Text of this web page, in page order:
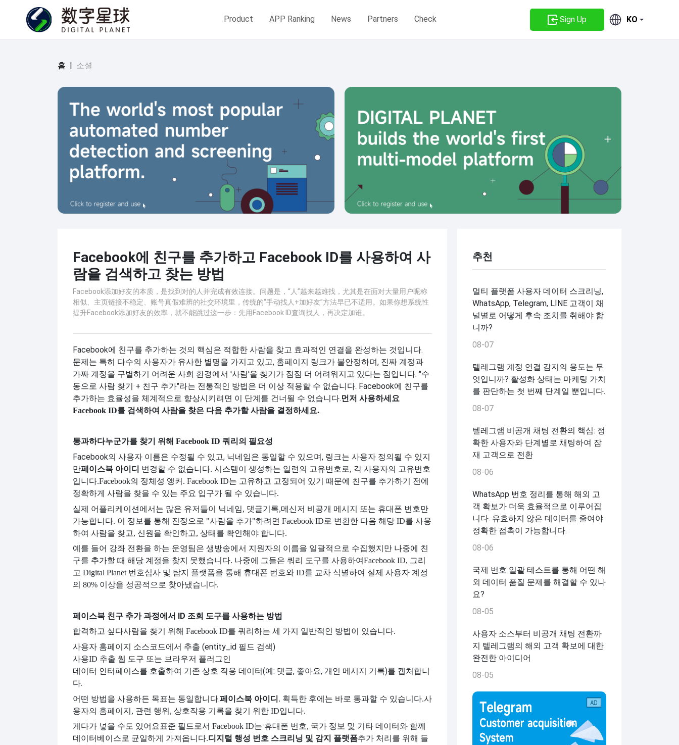
Product APP Ranking News Partners Check Sign Up KO
홈 | 소셜
Facebook에 친구를 추가하고 Facebook ID를 사용하여 사
람을 검색하고 찾는 방법
Facebook添加好友的本质，是找到对的人并完成有效连接。问题是，“人”越来越难找，尤其是在面对大量用户昵称
相似、主页链接不稳定、账号真假难辨的社交环境里，传统的“手动找人+加好友”方法早已不适用。如果你想系统性
提升Facebook添加好友的效率，就不能跳过这一步：先用Facebook ID查询找人，再决定加谁。
Facebook에 친구를 추가하는 것의 핵심은 적합한 사람을 찾고 효과적인 연결을 완성하는 것입니다.
문제는 특히 다수의 사용자가 유사한 별명을 가지고 있고, 홈페이지 링크가 불안정하며, 진짜 계정과
가짜 계정을 구별하기 어려운 사회 환경에서 '사람'을 찾기가 점점 더 어려워지고 있다는 점입니다. "수
동으로 사람 찾기 + 친구 추가"라는 전통적인 방법은 더 이상 적용할 수 없습니다. Facebook에 친구를
추가하는 효율성을 체계적으로 향상시키려면 이 단계를 건너뛸 수 없습니다.먼저 사용하세요
Facebook ID를 검색하여 사람을 찾은 다음 추가할 사람을 결정하세요..
통과하다누군가를 찾기 위해 Facebook ID 쿼리의 필요성
Facebook의 사용자 이름은 수정될 수 있고, 닉네임은 동일할 수 있으며, 링크는 사용자 정의될 수 있지
만페이스북 아이디 변경할 수 없습니다. 시스템이 생성하는 일련의 고유번호로, 각 사용자의 고유번호
입니다.Facebook의 정체성 앵커. Facebook ID는 고유하고 고정되어 있기 때문에 친구를 추가하기 전에
정확하게 사람을 찾을 수 있는 주요 입구가 될 수 있습니다.
실제 어플리케이션에서는 많은 유저들이 닉네임, 댓글기록,메신저 비공개 메시지 또는 휴대폰 번호만
가능합니다. 이 정보를 통해 진정으로 "사람을 추가"하려면 Facebook ID로 변환한 다음 해당 ID를 사용
하여 사람을 찾고, 신원을 확인하고, 상태를 확인해야 합니다.
예를 들어 강좌 전환을 하는 운영팀은 생방송에서 지원자의 이름을 일괄적으로 수집했지만 나중에 친
구를 추가할 때 해당 계정을 찾지 못했습니다. 나중에 그들은 쿼리 도구를 사용하여Facebook ID, 그리
고 Digital Planet 번호심사 및 탐지 플랫폼을 통해 휴대폰 번호와 ID를 교차 식별하여 실제 사용자 계정
의 80% 이상을 성공적으로 찾아냈습니다.
페이스북 친구 추가 과정에서 ID 조회 도구를 사용하는 방법
합격하고 싶다사람을 찾기 위해 Facebook ID를 쿼리하는 세 가지 일반적인 방법이 있습니다.
사용자 홈페이지 소스코드에서 추출 (entity_id 필드 검색)
사용ID 추출 웹 도구 또는 브라우저 플러그인
데이터 인터페이스를 호출하여 기존 상호 작용 데이터(예: 댓글, 좋아요, 개인 메시지 기록)를 캡처합니
다.
어떤 방법을 사용하든 목표는 동일합니다.페이스북 아이디. 획득한 후에는 바로 통과할 수 있습니다.사
용자의 홈페이지, 관련 행위, 상호작용 기록을 찾기 위한 ID입니다.
게다가 넣을 수도 있어요 표준 필드로서 Facebook ID는 휴대폰 번호, 국가 정보 및 기타 데이터와 함께
데이터베이스로 균일하게 가져옵니다.디지털 행성 번호 스크리닝 및 감지 플랫폼추가 처리를 위해 들
추천
멀티 플랫폼 사용자 데이터 스크리닝,
WhatsApp, Telegram, LINE 고객이 채
널별로 어떻게 후속 조치를 취해야 합
니까?
08-07
텔레그램 계정 연결 감지의 용도는 무
엇입니까? 활성화 상태는 마케팅 가치
를 판단하는 첫 번째 단계일 뿐입니다.
08-07
텔레그램 비공개 채팅 전환의 핵심: 정
확한 사용자와 단계별로 채팅하여 잠
재 고객으로 전환
08-06
WhatsApp 번호 정리를 통해 해외 고
객 확보가 더욱 효율적으로 이루어집
니다. 유효하지 않은 데이터를 줄여야
정확한 접촉이 가능합니다.
08-06
국제 번호 일괄 테스트를 통해 어떤 해
외 데이터 품질 문제를 해결할 수 있나
요?
08-05
사용자 소스부터 비공개 채팅 전환까
지 텔레그램의 해외 고객 확보에 대한
완전한 아이디어
08-05